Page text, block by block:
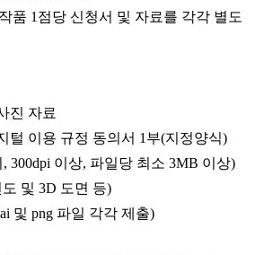
품 1점당 신청서 및 자료를 각각 별도
진 자료
털 이용 규정 동의서 1부(지정양식)
300dpi 이상, 파일당 최소 3MB 이상)
및 3D 도면 등)
및 png 파일 각각 제출)